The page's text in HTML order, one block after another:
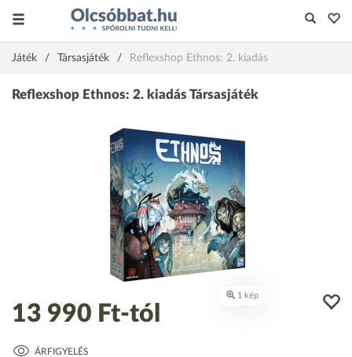
Játék Társasjáték Reflexshop Ethnos: 2. kiadás
13 990 Ft-tól
ÁRFIGYELÉS